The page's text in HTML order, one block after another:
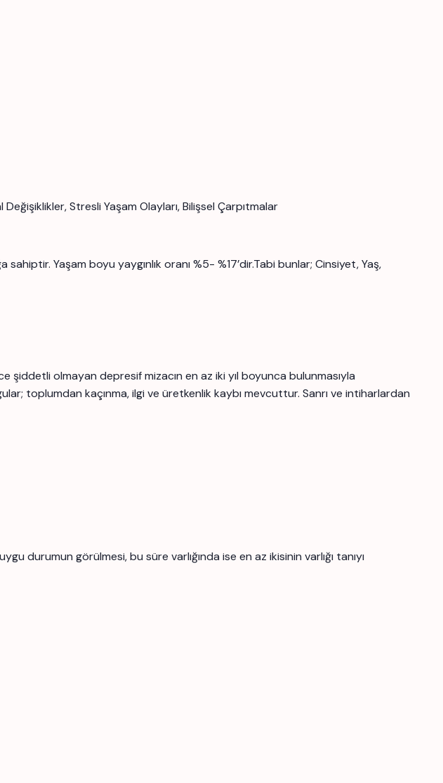
Stresli Yaşam Olayları, Bilişsel Çarpıtmalar
Yaşam boyu yaygınlık oranı %5- %17’dir.Tabi bunlar; Cinsiyet, Yaş,
şiddetli olmayan depresif mizacın en az iki yıl boyunca bulunmasıyla
toplumdan kaçınma, ilgi ve üretkenlik kaybı mevcuttur. Sanrı ve intiharlardan
durumun görülmesi, bu süre varlığında ise en az ikisinin varlığı tanıyı